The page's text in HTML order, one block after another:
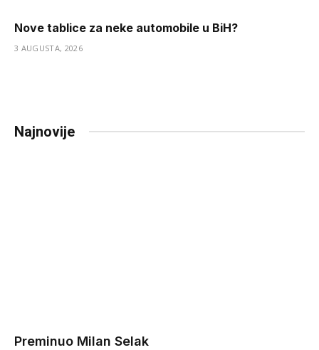
Nove tablice za neke automobile u BiH?
3 AUGUSTA, 2026
Najnovije
Preminuo Milan Selak